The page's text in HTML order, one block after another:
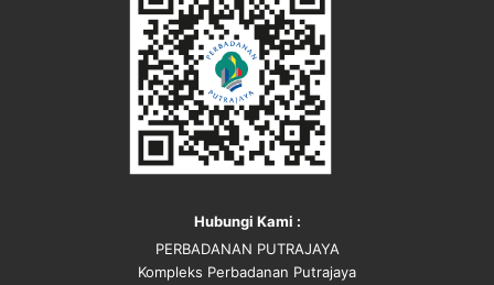
Hubungi Kami :
PERBADANAN PUTRAJAYA
Kompleks Perbadanan Putrajaya